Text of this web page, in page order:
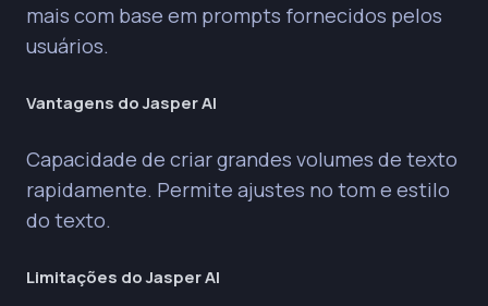
mais com base em prompts fornecidos pelos
usuários.
Vantagens do Jasper AI
Capacidade de criar grandes volumes de texto
rapidamente. Permite ajustes no tom e estilo
do texto.
Limitações do Jasper AI